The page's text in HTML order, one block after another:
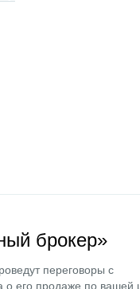
брокер»
переговоры с
о его продаже по вашей